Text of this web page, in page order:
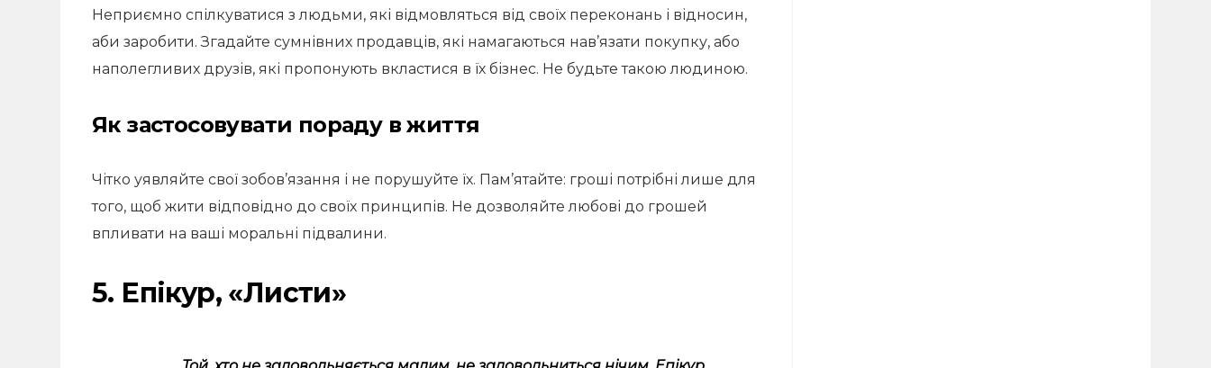
Неприємно спілкуватися з людьми, які відмовляться від своїх переконань і відносин,
аби заробити. Згадайте сумнівних продавців, які намагаються нав’язати покупку, або
наполегливих друзів, які пропонують вкластися в їх бізнес. Не будьте такою людиною.
Як застосовувати пораду в життя
Чітко уявляйте свої зобов’язання і не порушуйте їх. Пам’ятайте: гроші потрібні лише для
того, щоб жити відповідно до своїх принципів. Не дозволяйте любові до грошей
впливати на ваші моральні підвалини.
5. Епікур, «Листи»